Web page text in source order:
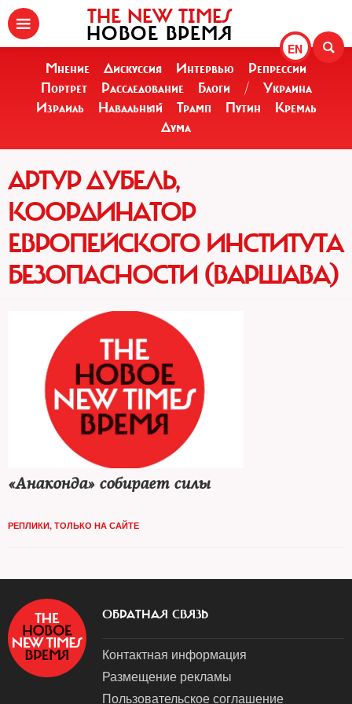
EN
THE NEW TIMES
НОВОЕ ВРЕМЯ
Мнение Дискуссия Интервью
Репрессии
Портрет
Расследование Блоги /
Украина
Израиль
Навальный Трамп Путин
Кремль
Дума
АРТУР ДУБЕЛЬ,
КООРДИНАТОР
ЕВРОПЕЙСКОГО ИНСТИТУТА
БЕЗОПАСНОСТИ (ВАРШАВА)
«Анаконда» собирает силы
РЕПЛИКИ, ТОЛЬКО НА САЙТЕ
ОБРАТНАЯ СВЯЗЬ
Контактная информация
Размещение рекламы
Пользовательское соглашение